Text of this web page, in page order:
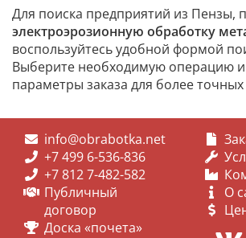
Для поиска предприятий из Пензы,
электроэрозионную обработку
воспользуйтесь удобной формой
Выберите необходимую операцию и
параметры заказа для более точных
info@obrabotka.net
+7 499 6-536-836
+7 812 7-482-582
Публичный
договор
Доска «почета»
О